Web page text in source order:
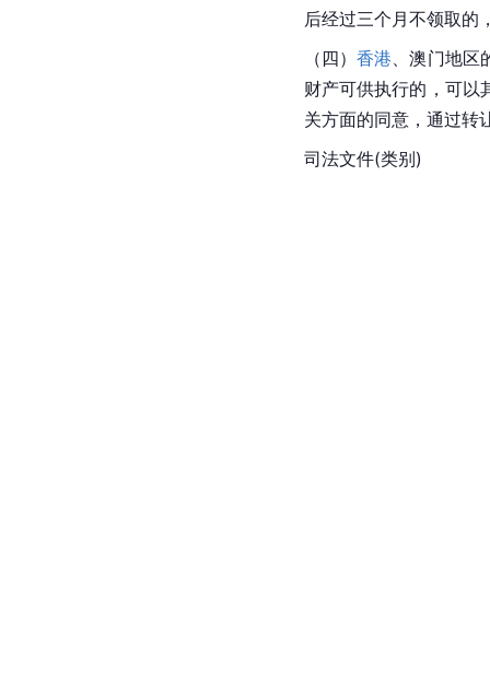
后经过三个月不领取的
（四）香港 、澳门地
财产可供执行的，可以
关方面的同意，通过转
司法文件(类别)